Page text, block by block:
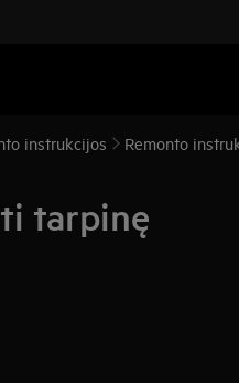
instrukcijos Remonto
tarpinę